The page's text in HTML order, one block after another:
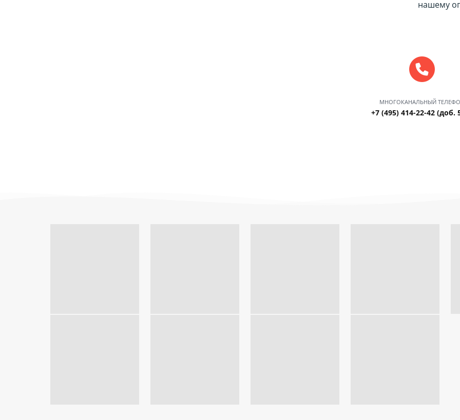
нашему
МНОГОКАНАЛЬНЫЙ
+7 (495) 414-22-42 (доб.